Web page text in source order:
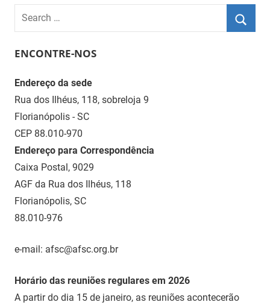
Search
for:
ENCONTRE-NOS
Endereço da sede
Rua dos Ilhéus, 118, sobreloja 9
Florianópolis - SC
CEP 88.010-970
Endereço para Correspondência
Caixa Postal, 9029
AGF da Rua dos Ilhéus, 118
Florianópolis, SC
88.010-976
e-mail: afsc@afsc.org.br
Horário das reuniões regulares em 2026
A partir do dia 15 de janeiro, as reuniões acontecerão